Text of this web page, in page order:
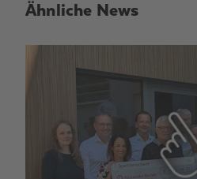
Ähnliche News